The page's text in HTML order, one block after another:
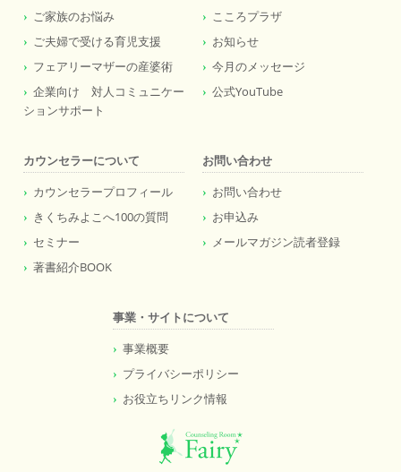
ご家族のお悩み
ご夫婦で受ける育児支援
フェアリーマザーの産婆術
企業向け 対人コミュニケー
ションサポート
こころプラザ
お知らせ
今月のメッセージ
公式YouTube
カウンセラーについて
カウンセラープロフィール
きくちみよこへ100の質問
セミナー
著書紹介BOOK
お問い合わせ
お問い合わせ
お申込み
メールマガジン読者登録
事業・サイトについて
事業概要
プライバシーポリシー
お役立ちリンク情報